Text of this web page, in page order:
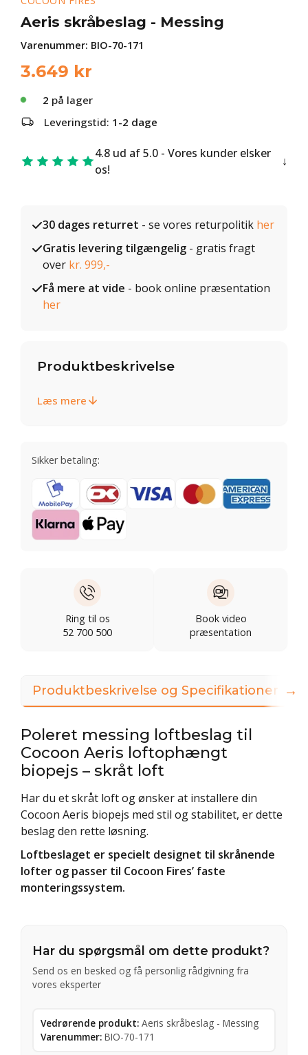
Aeris skråbeslag - Messing
Varenummer: BIO-70-171
3.649 kr
2 på lager
Leveringstid: 1-2 dage
4.8 ud af 5.0 - Vores kunder elsker
os!
30 dages returret - se vores returpolitik her
Gratis levering tilgængelig - gratis fragt
over kr. 999,-
Få mere at vide - book online præsentation
her
Produktbeskrivelse
Læs mere
Sikker betaling:
Ring til os
52 700 500
Book video
præsentation
Produktbeskrivelse og Specifikationer
Poleret messing loftbeslag til
Cocoon Aeris loftophængt
biopejs – skråt loft
Har du et skråt loft og ønsker at installere din
Cocoon Aeris biopejs med stil og stabilitet, er dette
beslag den rette løsning.
Loftbeslaget er specielt designet til skrånende
lofter og passer til Cocoon Fires’ faste
monteringssystem.
Har du spørgsmål om dette produkt?
Send os en besked og få personlig rådgivning fra
vores eksperter
Vedrørende produkt: Aeris skråbeslag - Messing
Varenummer: BIO-70-171
→